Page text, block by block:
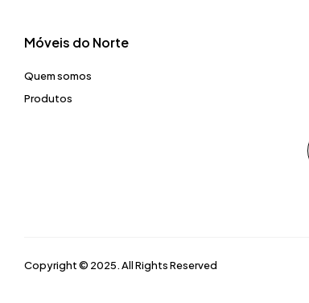
Móveis do Norte​
Quem somos
Produtos
Copyright © 2025. All Rights Reserved